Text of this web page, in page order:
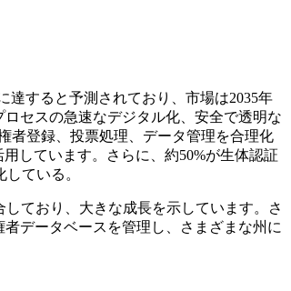
達すると予測されており、市場は2035年
セスの急速なデジタル化、安全で透明な
者登録、投票処理、データ管理を合理化
しています。さらに、約50%が生体認証
ている。
ており、大きな成長を示しています。さ
データベースを管理し、さまざまな州に